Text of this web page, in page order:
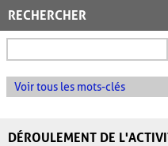
RECHERCHER
Voir tous les mots-clés
DÉROULEMENT DE